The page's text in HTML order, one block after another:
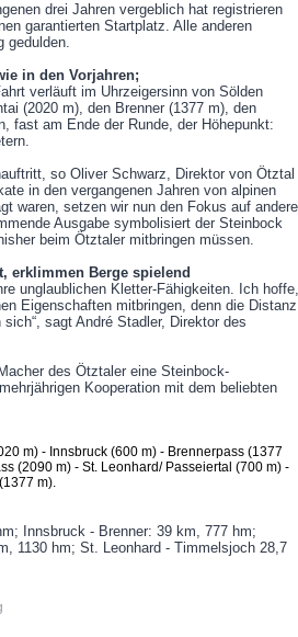
drei Jahren vergeblich hat registrieren
garantierten Startplatz. Alle anderen
gedulden.
in den Vorjahren;
verläuft im Uhrzeigersinn von Sölden
(2020 m), den Brenner (1377 m), den
fast am Ende der Runde, der Höhepunkt:
so Oliver Schwarz, Direktor von Ötztal
in den vergangenen Jahren von alpinen
waren, setzen wir nun den Fokus auf andere
Ausgabe symbolisiert der Steinbock
beim Ötztaler mitbringen müssen.
erklimmen Berge spielend
unglaublichen Kletter-Fähigkeiten. Ich hoffe,
Eigenschaften mitbringen, denn die Distanz
sagt André Stadler, Direktor des
des Ötztaler eine Steinbock-
Kooperation mit dem beliebten
m) - Innsbruck (600 m) - Brennerpass (1377
(2090 m) - St. Leonhard/ Passeiertal (700 m) -
m).
Innsbruck - Brenner: 39 km, 777 hm;
1130 hm; St. Leonhard - Timmelsjoch 28,7